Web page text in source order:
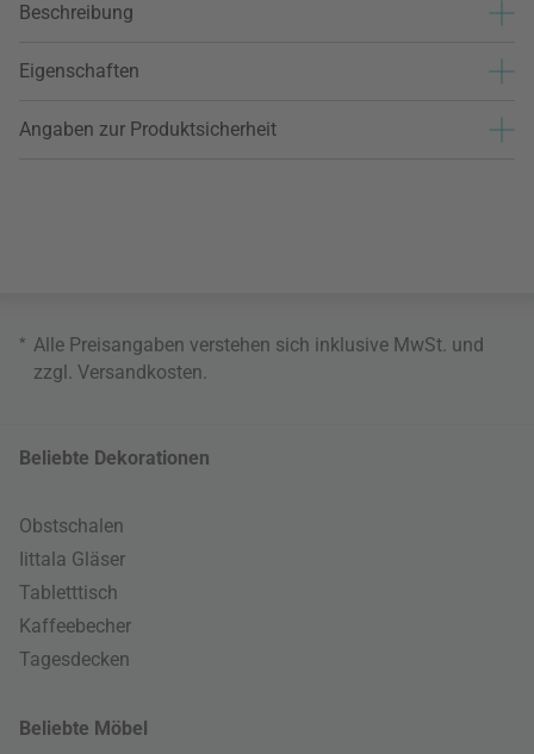
Beschreibung
Eigenschaften
Angaben zur Produktsicherheit
* Alle Preisangaben verstehen sich inklusive MwSt. und
zzgl. Versandkosten
Beliebte Dekorationen
Obstschalen
Iittala Gläser
Tabletttisch
Kaffeebecher
Tagesdecken
Beliebte Möbel